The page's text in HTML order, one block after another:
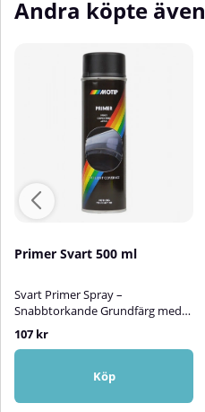
Andra köpte även
Primer Svart 500 ml
Svart Primer Spray –
Snabbtorkande Grundfärg med
RostskyddEn användarvänlig och
mångsidig svart primer i
sprayburk med utmärkt täck- och
fyllförmåga. Den här
fungerar utmärkt på både
107 kr
Köp